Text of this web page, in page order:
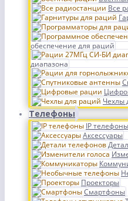
Все
обеспечение для раций
диапазона
Чехлы
Телефоны
IP телефоны
Аксессуары
Проекторы
Смартфоны